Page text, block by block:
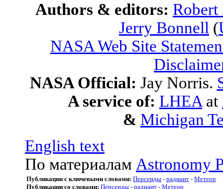
Authors & editors:
Jerry Bonnell (
NASA Web Site
NASA Official: Jay Norris.
A service of: LHEA at
& Michigan
English text
По материалам Astronomy
Публикации с ключевыми словами: Персеиды - радиант - Метеор
Публикации со словами: Персеиды - радиант - Метеор